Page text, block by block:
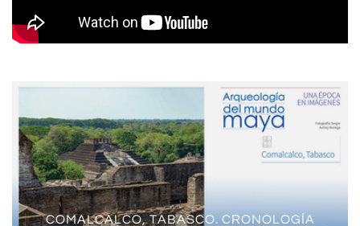
COMALCALCO, TABASCO. CRONOLOGÍA